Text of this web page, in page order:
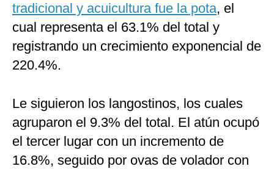
tradicional y acuicultura fue la pota, el
cual representa el 63.1% del total y
registrando un crecimiento exponencial de
220.4%.
Le siguieron los langostinos, los cuales
agruparon el 9.3% del total. El atún ocupó
el tercer lugar con un incremento de
16.8%, seguido por ovas de volador con